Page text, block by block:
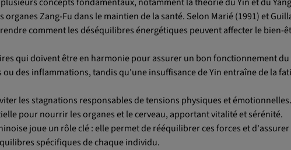
Zang-Fu dans le maintien de la santé. Selon Marié (1991) et
comment les déséquilibres énergétiques peuvent affecter le bien-
qui doivent être en harmonie pour assurer un bon fonctionnement du
des inflammations, tandis qu'une insuffisance de Yin entraîne de la
les stagnations responsables de tensions physiques et émotionnelles.
pour nourrir les organes et le cerveau, apportant vitalité et sérénité.
joue un rôle clé : elle permet de rééquilibrer ces forces et
spécifiques de chaque individu.